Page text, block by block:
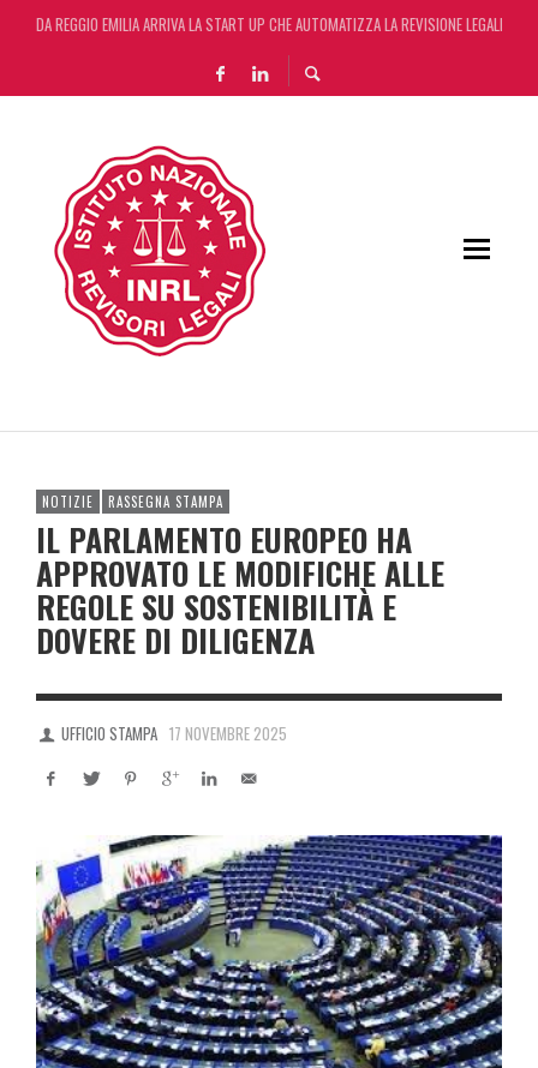
DA REGGIO EMILIA ARRIVA LA START UP CHE AUTOMATIZZA LA REVISIONE LEGALE
DA REGGIO EMILIA ARRIVA LA START UP CHE AUTOMATIZZA LA REVISIONE LEGALE
DECRETO OMNIBUS: CON IL CONCORDATO UNO ‘SCUDO’ FISCALE DI 4 ANNI
NOTIZIE RASSEGNA STAMPA
IL PARLAMENTO EUROPEO HA
APPROVATO LE MODIFICHE ALLE
REGOLE SU SOSTENIBILITÀ E
DOVERE DI DILIGENZA
UFFICIO STAMPA 17 NOVEMBRE 2025